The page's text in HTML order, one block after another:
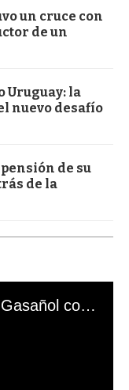
un cruce con
de un
Uruguay: la
nuevo desafío
de su
de la
El mal momento de Yanina Gasañol con un hincha argentino en "Subrayado"